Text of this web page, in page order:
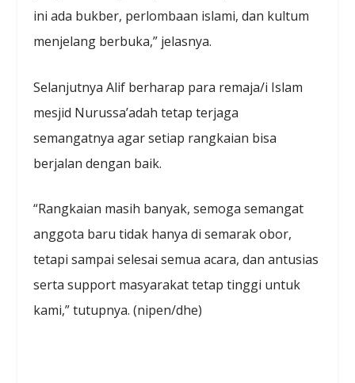
ini ada bukber, perlombaan islami, dan kultum
menjelang berbuka,” jelasnya.
Selanjutnya Alif berharap para remaja/i Islam
mesjid Nurussa’adah tetap terjaga
semangatnya agar setiap rangkaian bisa
berjalan dengan baik.
“Rangkaian masih banyak, semoga semangat
anggota baru tidak hanya di semarak obor,
tetapi sampai selesai semua acara, dan antusias
serta support masyarakat tetap tinggi untuk
kami,” tutupnya. (nipen/dhe)